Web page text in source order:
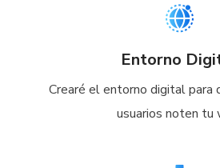
Entorno
Crearé el entorno digital para
usuarios noten tu